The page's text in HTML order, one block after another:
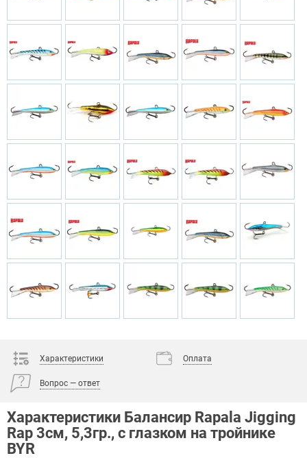
Характеристики Оплата
Вопрос — ответ
Характеристики Балансир Rapala Jigging
Rap 3см, 5,3гр., с глазком на тройнике
BYR